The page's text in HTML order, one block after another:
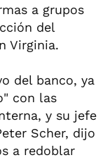
a grupos
del
Virginia.
del banco, ya
con las
y su jefe
Scher, dijo
a redoblar